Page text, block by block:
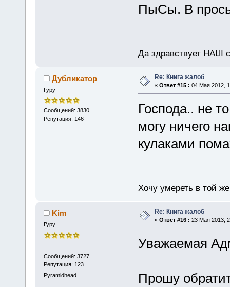
ПыСы. В
Да здравствует НАШ
Дубликатор
Гуру
Сообщений: 3830
Репутация: 146
Re: Книга жалоб
« Ответ #15 : 04 Мая 2012,
Господа.. не
могу ничего
кулаками
Хочу умереть в той
Kim
Гуру
Сообщений: 3727
Репутация: 123
Pyramidhead
Re: Книга жалоб
« Ответ #16 : 23 Мая 2013,
Уважаемая
Прошу